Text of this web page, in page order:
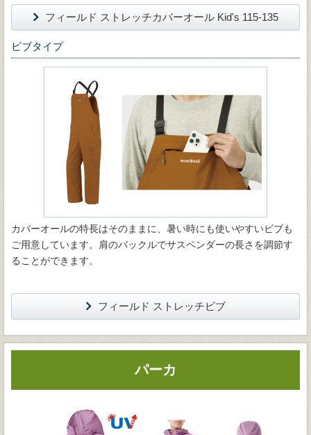
フィールド ストレッチカバーオール Kid's 115-135
ビブタイプ
カバーオールの特長はそのままに、暑い時にも使いやすいビブも
ご用意しています。肩のバックルでサスペンダーの長さを調節す
ることができます。
フィールド ストレッチビブ
パーカ